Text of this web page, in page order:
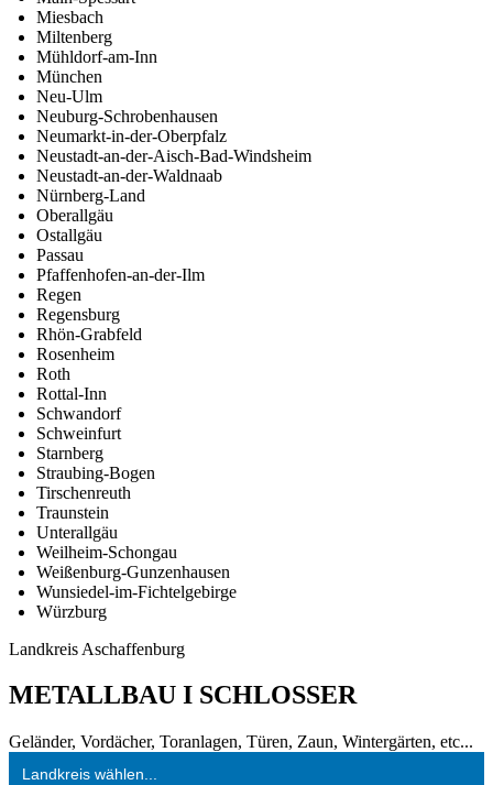
Miesbach
Miltenberg
Mühldorf-am-Inn
München
Neu-Ulm
Neuburg-Schrobenhausen
Neumarkt-in-der-Oberpfalz
Neustadt-an-der-Aisch-Bad-Windsheim
Neustadt-an-der-Waldnaab
Nürnberg-Land
Oberallgäu
Ostallgäu
Passau
Pfaffenhofen-an-der-Ilm
Regen
Regensburg
Rhön-Grabfeld
Rosenheim
Roth
Rottal-Inn
Schwandorf
Schweinfurt
Starnberg
Straubing-Bogen
Tirschenreuth
Traunstein
Unterallgäu
Weilheim-Schongau
Weißenburg-Gunzenhausen
Wunsiedel-im-Fichtelgebirge
Würzburg
Landkreis Aschaffenburg
METALLBAU I SCHLOSSER
Geländer, Vordächer, Toranlagen, Türen, Zaun, Wintergärten, etc...
Landkreis wählen...